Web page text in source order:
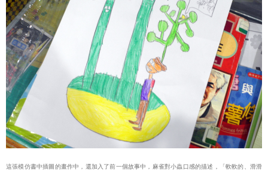
這張模仿書中插圖的畫作中，還加入了前一個故事中，麻雀對小蟲口感的描述，「軟軟的、滑滑